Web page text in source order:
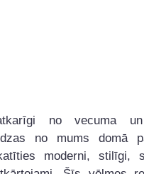
no vecuma
no mums domā
moderni, stilīgi,